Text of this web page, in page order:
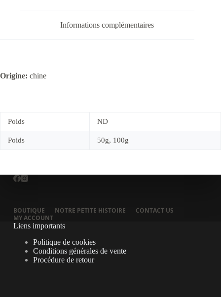
Informations complémentaires
Origine: chine
Poids ND
Poids 50g, 100g
BOUTIQUE NOTRE PETITE HISTOIRE
CONTACT US
MY ACCOUNT
Liens importants
Politique de cookies
Conditions générales de vente
Procédure de retour